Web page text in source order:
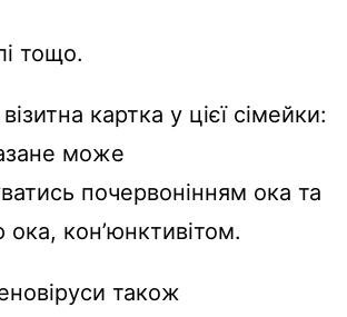
тощо.
картка у цієї сімейки:
може
почервонінням ока та
ока, кон’юнктивітом.
також